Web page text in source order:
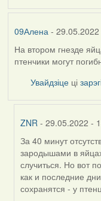
09Алена -
На втором гнезде
птенчики могут
Увайдзіце ці
ZNR - 29.05.2022 -
In
reply
to
by
09Алена
За 40 минут
зародышами в
случиться. Но вот
как и последние
сохранятся - у